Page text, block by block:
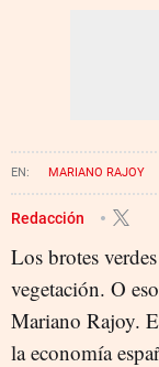
MARIANO RAJOY
CRISIS ECONÓMICA
Redacción
Los brotes
vegetación. O
Mariano Rajoy.
la economía